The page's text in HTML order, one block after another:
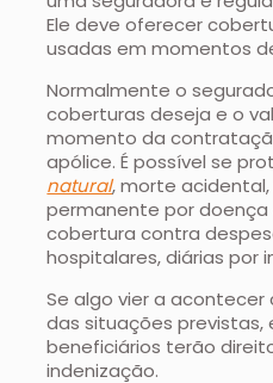
Ele deve oferecer
usadas em momentos
Normalmente o
coberturas deseja e o
momento da
apólice. É possível se
natural, morte
permanente por
cobertura contra
hospitalares, diárias por
Se algo vier a
das situações previstas,
beneficiários terão
indenização.